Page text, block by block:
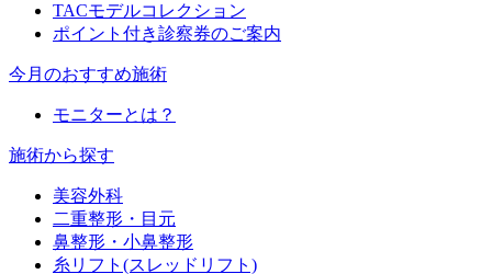
TACモデルコレクション
ポイント付き診察券のご案内
今月のおすすめ施術
モニターとは？
施術から探す
美容外科
二重整形・目元
鼻整形・小鼻整形
糸リフト(スレッドリフト)